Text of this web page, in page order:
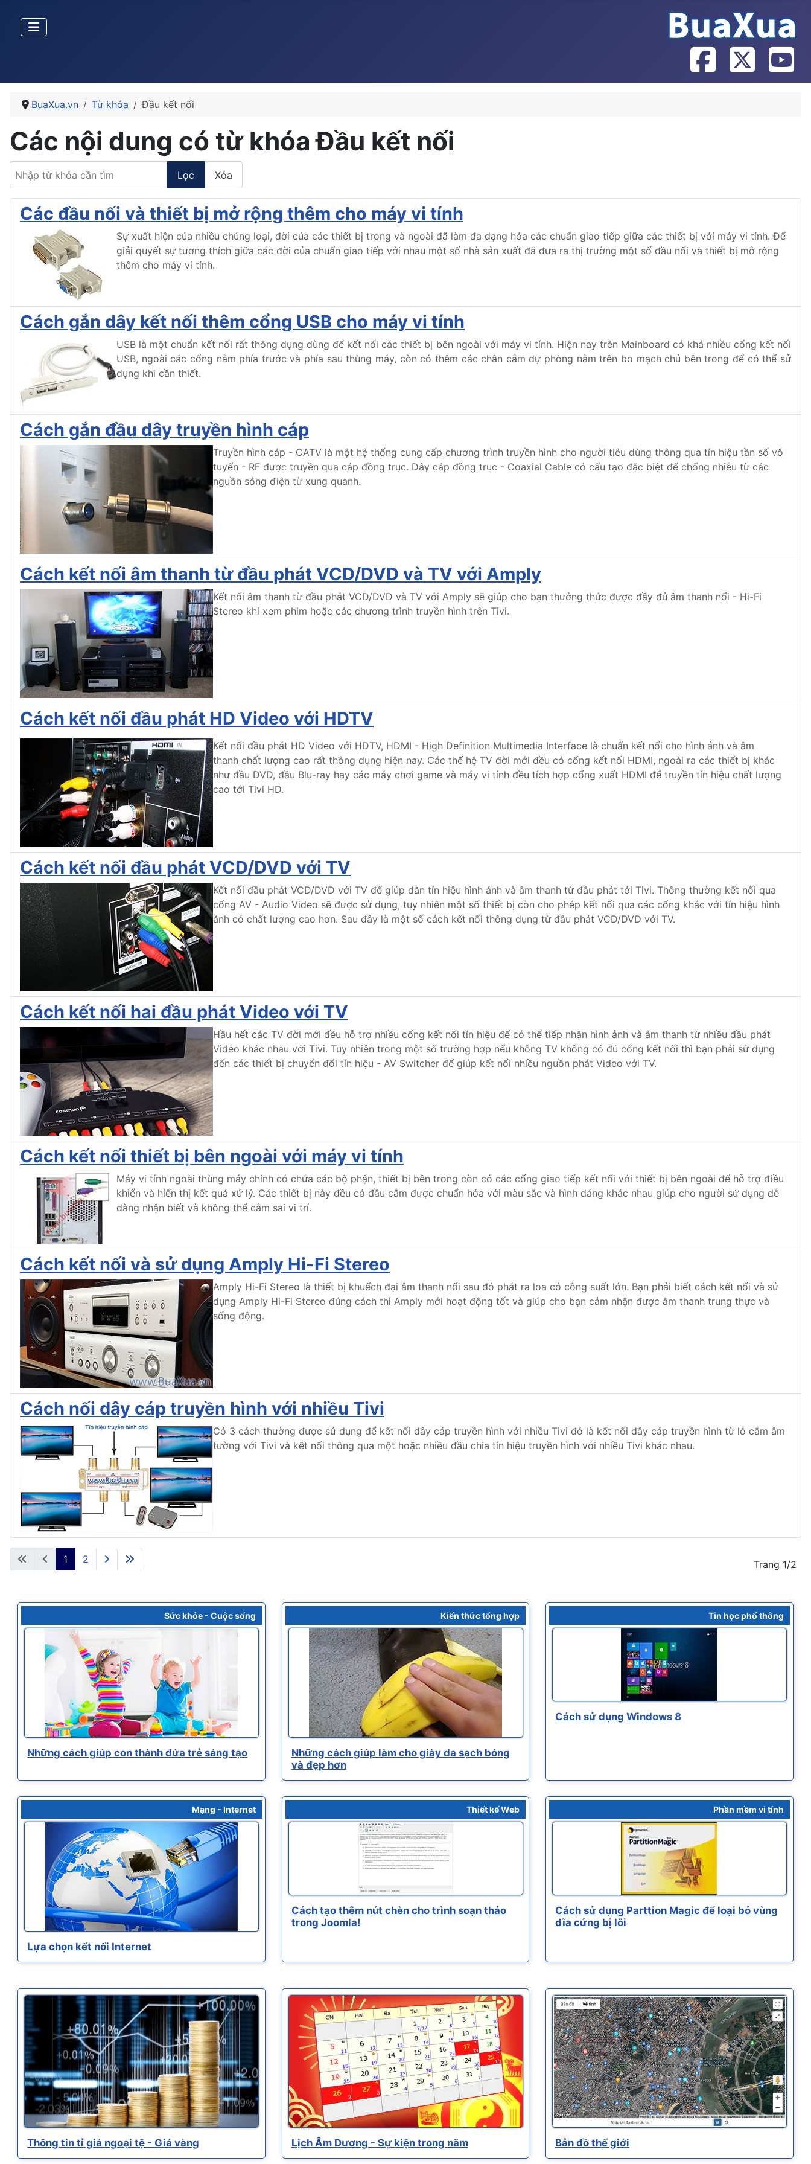
BuaXua.vn Từ khóa Đầu kết nối
Các nội dung có từ khóa Đầu kết nối
Nhập từ khóa cần tìm
Lọc Xóa
Các đầu nối và thiết bị mở rộng thêm cho máy vi tính
Sự xuất hiện của nhiều chủng loại, đời của các thiết bị trong và ngoài đã làm đa dạng hóa các chuẩn giao tiếp giữa các thiết bị với máy vi tính. Để
giải quyết sự tương thích giữa các đời của chuẩn giao tiếp với nhau một số nhà sản xuất đã đưa ra thị trường một số đầu nối và thiết bị mở rộng
thêm cho máy vi tính.
Cách gắn dây kết nối thêm cổng USB cho máy vi tính
USB là một chuẩn kết nối rất thông dụng dùng để kết nối các thiết bị bên ngoài với máy vi tính. Hiện nay trên Mainboard có khá nhiều cổng kết nối
USB, ngoài các cổng nằm phía trước và phía sau thùng máy, còn có thêm các chân cắm dự phòng nằm trên bo mạch chủ bên trong để có thể sử
dụng khi cần thiết.
Cách gắn đầu dây truyền hình cáp
Truyền hình cáp - CATV là một hệ thống cung cấp chương trình truyền hình cho người tiêu dùng thông qua tín hiệu tần số vô
tuyến - RF được truyền qua cáp đồng trục. Dây cáp đồng trục - Coaxial Cable có cấu tạo đặc biệt để chống nhiễu từ các
nguồn sóng điện từ xung quanh.
Cách kết nối âm thanh từ đầu phát VCD/DVD và TV với Amply
Kết nối âm thanh từ đầu phát VCD/DVD và TV với Amply sẽ giúp cho bạn thưởng thức được đầy đủ âm thanh nổi - Hi-Fi
Stereo khi xem phim hoặc các chương trình truyền hình trên Tivi.
Cách kết nối đầu phát HD Video với HDTV
Kết nối đầu phát HD Video với HDTV, HDMI - High Definition Multimedia Interface là chuẩn kết nối cho hình ảnh và âm
thanh chất lượng cao rất thông dụng hiện nay. Các thế hệ TV đời mới đều có cổng kết nối HDMI, ngoài ra các thiết bị khác
như đầu DVD, đầu Blu-ray hay các máy chơi game và máy vi tính đều tích hợp cổng xuất HDMI để truyền tín hiệu chất lượng
cao tới Tivi HD.
Cách kết nối đầu phát VCD/DVD với TV
Kết nối đầu phát VCD/DVD với TV để giúp dẫn tín hiệu hình ảnh và âm thanh từ đầu phát tới Tivi. Thông thường kết nối qua
cổng AV - Audio Video sẽ được sử dụng, tuy nhiên một số thiết bị còn cho phép kết nối qua các cổng khác với tín hiệu hình
ảnh có chất lượng cao hơn. Sau đây là một số cách kết nối thông dụng từ đầu phát VCD/DVD với TV.
Cách kết nối hai đầu phát Video với TV
Hầu hết các TV đời mới đều hỗ trợ nhiều cổng kết nối tín hiệu để có thể tiếp nhận hình ảnh và âm thanh từ nhiều đầu phát
Video khác nhau với Tivi. Tuy nhiên trong một số trường hợp nếu không TV không có đủ cổng kết nối thì bạn phải sử dụng
đến các thiết bị chuyển đổi tín hiệu - AV Switcher để giúp kết nối nhiều nguồn phát Video với TV.
Cách kết nối thiết bị bên ngoài với máy vi tính
Máy vi tính ngoài thùng máy chính có chứa các bộ phận, thiết bị bên trong còn có các cổng giao tiếp kết nối với thiết bị bên ngoài để hỗ trợ điều
khiển và hiển thị kết quả xử lý. Các thiết bị này đều có đầu cắm được chuẩn hóa với màu sắc và hình dáng khác nhau giúp cho người sử dụng dễ
dàng nhận biết và không thể cắm sai vi trí.
Cách kết nối và sử dụng Amply Hi-Fi Stereo
Amply Hi-Fi Stereo là thiết bị khuếch đại âm thanh nổi sau đó phát ra loa có công suất lớn. Bạn phải biết cách kết nối và sử
dụng Amply Hi-Fi Stereo đúng cách thì Amply mới hoạt động tốt và giúp cho bạn cảm nhận được âm thanh trung thực và
sống động.
Cách nối dây cáp truyền hình với nhiều Tivi
Có 3 cách thường được sử dụng để kết nối dây cáp truyền hình với nhiều Tivi đó là kết nối dây cáp truyền hình từ lỗ cắm âm
tường với Tivi và kết nối thông qua một hoặc nhiều đầu chia tín hiệu truyền hình với nhiều Tivi khác nhau.
Trang 1/2
1 2
Sức khỏe - Cuộc sống
Những cách giúp con thành đứa trẻ sáng tạo
Kiến thức tổng hợp
Những cách giúp làm cho giày da sạch bóng
và đẹp hơn
Tin học phổ thông
Cách sử dụng Windows 8
Mạng - Internet
Lựa chọn kết nối Internet
Thiết kế Web
Cách tạo thêm nút chèn cho trình soạn thảo
trong Joomla!
Phần mềm vi tính
Cách sử dụng Parttion Magic để loại bỏ vùng
dĩa cứng bị lỗi
Thông tin tỉ giá ngoại tệ - Giá vàng Lịch Âm Dương - Sự kiện trong năm Bản đồ thế giới